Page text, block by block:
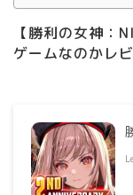
【勝利の女神：
ゲームなのかレ